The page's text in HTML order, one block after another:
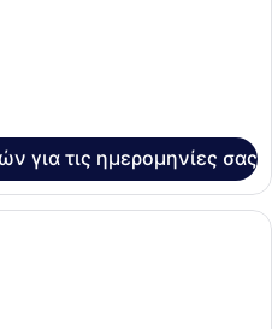
για τις ημερομηνίες σας
Ένα δωμάτιο ξενοδοχείου με